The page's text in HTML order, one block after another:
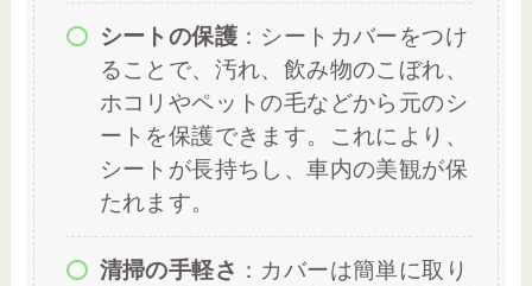
シートの保護：シートカバーをつけ
ることで、汚れ、飲み物のこぼれ、
ホコリやペットの毛などから元のシ
ートを保護できます。これにより、
シートが長持ちし、車内の美観が保
たれます。
清掃の手軽さ ：カバーは簡単に取り